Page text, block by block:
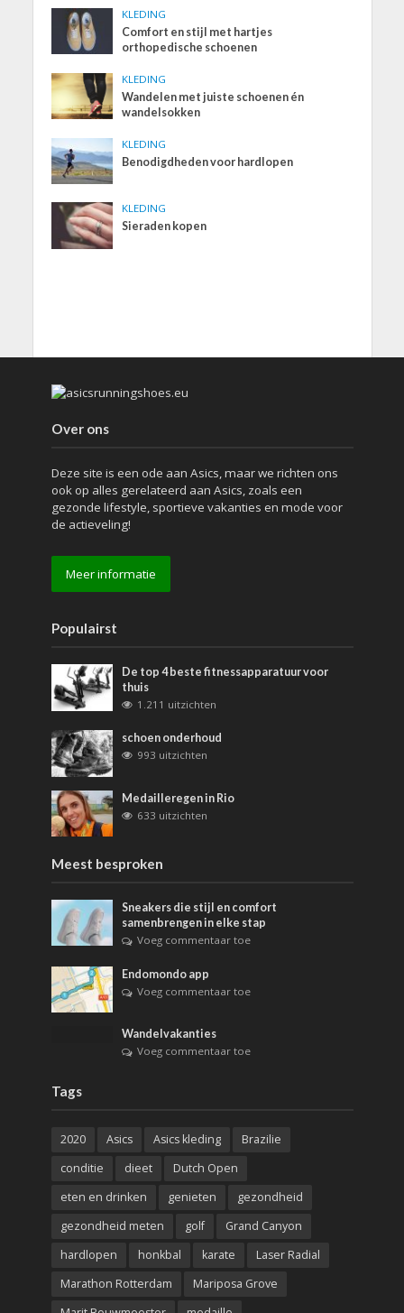
KLEDING
Comfort en stijl met hartjes
orthopedische schoenen
KLEDING
Wandelen met juiste schoenen én
wandelsokken
KLEDING
Benodigdheden voor hardlopen
KLEDING
Sieraden kopen
Over ons
Deze site is een ode aan Asics, maar we richten ons
ook op alles gerelateerd aan Asics, zoals een
gezonde lifestyle, sportieve vakanties en mode voor
de actieveling!
Meer informatie
Populairst
De top 4 beste fitnessapparatuur voor
thuis
1.211 uitzichten
schoen onderhoud
993 uitzichten
Medailleregen in Rio
633 uitzichten
Meest besproken
Sneakers die stijl en comfort
samenbrengen in elke stap
Voeg commentaar toe
Endomondo app
Voeg commentaar toe
Wandelvakanties
Voeg commentaar toe
Tags
2020 Asics Asics kleding
Brazilie
conditie
dieet
Dutch Open
eten en drinken
genieten
gezondheid
gezondheid meten
golf
Grand Canyon
hardlopen
honkbal karate
Laser Radial
Marathon Rotterdam
Mariposa Grove